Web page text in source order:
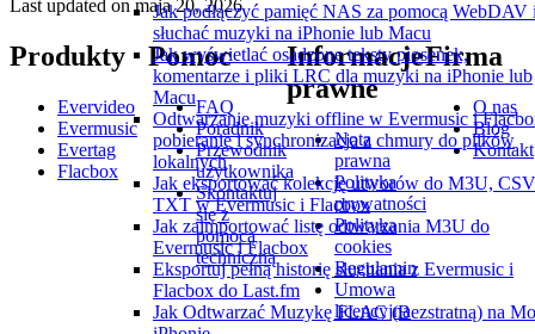
Jak podłączyć pamięć NAS za pomocą WebDAV
słuchać muzyki na iPhonie lub Macu
Jak wyświetlać osadzone teksty piosenek,
komentarze i pliki LRC dla muzyki na iPhonie lub
Macu
Odtwarzanie muzyki offline w Evermusic i
pobieranie i synchronizacja z chmury do plików
lokalnych
Jak eksportować kolekcję utworów do M3U,
TXT w Evermusic i Flacbox
Jak zaimportować listę odtwarzania M3U do
Evermusic i Flacbox
Eksportuj pełną historię słuchania z Evermusic i
Flacbox do Last.fm
Jak Odtwarzać Muzykę FLAC (Bezstratną) na
Last updated onmaja 20, 2026
Produkty
Evervideo
Evermusic
Evertag
Flacbox
Pomoc
FAQ
Poradnik
Przewodnik
użytkownika
Skontaktuj
się z
pomocą
techniczną
Informacje
prawne
Nota
prawna
Polityka
prywatności
Polityka
cookies
Regulamin
Umowa
licencyjna
Firma
O nas
Blog
Kontakt